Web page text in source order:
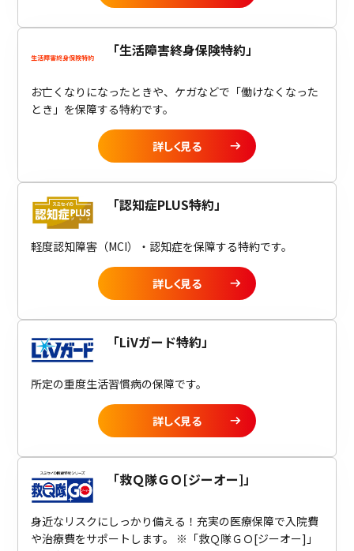
「生活障害終身保険特約」
お亡くなりになったときや、ケガなどで「働けなくなった
とき」を保障する特約です。
詳しく見る
「認知症PLUS特約」
軽度認知障害（MCI）・認知症を保障する特約です。
詳しく見る
「LiVガード特約」
所定の重度生活習慣病の保障です。
詳しく見る
「救Ｑ隊ＧＯ[ジーオー]」
身近なリスクにしっかり備える！充実の医療保障で入院費
や治療費をサポートします。 ※「救Ｑ隊ＧＯ[ジーオー]」